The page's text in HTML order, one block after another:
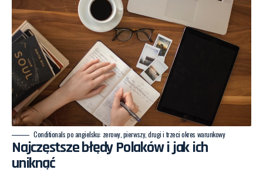
Conditionals po angielsku: zerowy, pierwszy, drugi i trzeci okres warunkowy
Najczęstsze błędy Polaków i jak ich
uniknąć